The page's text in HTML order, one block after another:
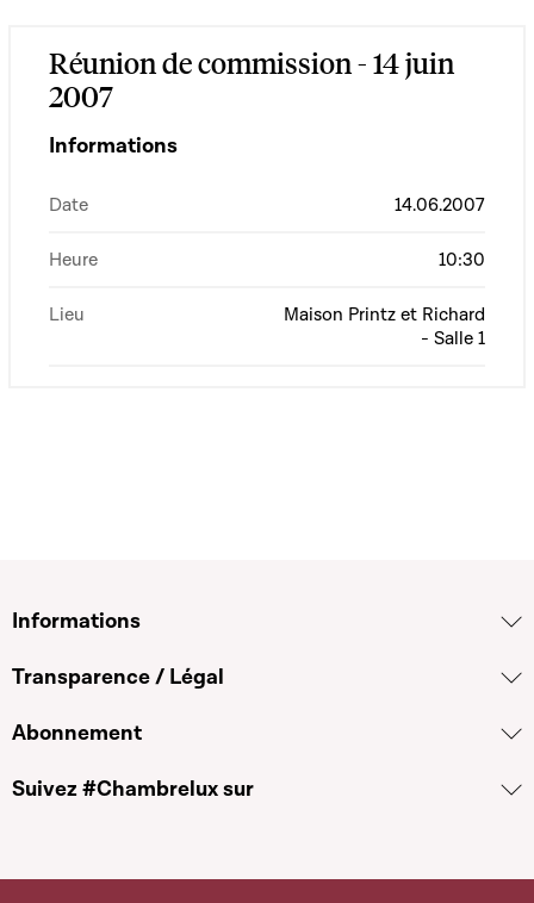
Réunion de commission - 14 juin
2007
Informations
Date 14.06.2007
Heure 10:30
Lieu
Maison Printz et Richard
- Salle 1
Informations
Transparence / Légal
Abonnement
Suivez #Chambrelux sur